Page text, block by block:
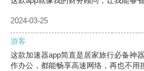
2024-03-25
游客
这款加速器app简直是居家旅行必备神
作办公，都能畅享高速网络，再也不用